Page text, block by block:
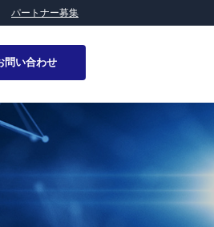
パートナー募集
問い合わせ